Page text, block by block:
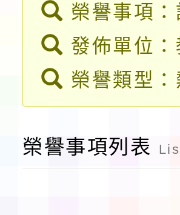
速演練執行計
法」
本校115學年
第3次招考代
告(不再辦理
檢送「桃園
賽實施要點」
本市「115學
展演活動實
榮譽事項
發佈單位：
榮譽類型
榮譽事項列表